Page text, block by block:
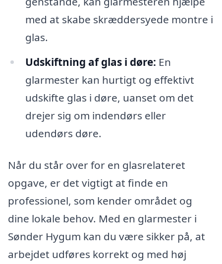
med at skabe skræddersyede montre i
glas.
Udskiftning af glas i døre: En
glarmester kan hurtigt og effektivt
udskifte glas i døre, uanset om det
drejer sig om indendørs eller
udendørs døre.
Når du står over for en glasrelateret
opgave, er det vigtigt at finde en
professionel, som kender området og
dine lokale behov. Med en glarmester i
Sønder Hygum kan du være sikker på, at
arbejdet udføres korrekt og med høj